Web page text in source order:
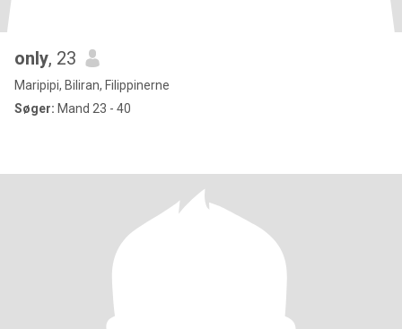
only, 23
Maripipi, Biliran, Filippinerne
Søger: Mand 23 - 40